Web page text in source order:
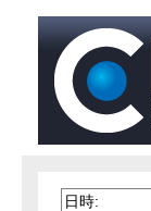
日時: